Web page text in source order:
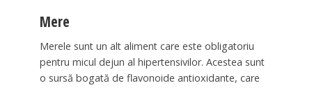
Mere
Merele sunt un alt aliment care este obligatoriu
pentru micul dejun al hipertensivilor. Acestea sunt
o sursă bogată de flavonoide antioxidante, care